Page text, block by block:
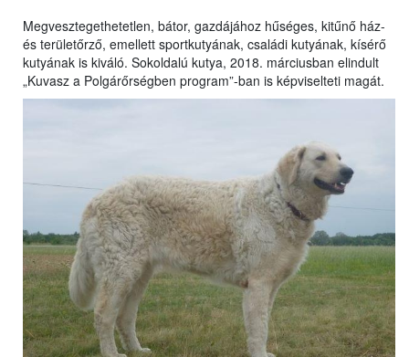
Megvesztegethetetlen, bátor, gazdájához hűséges, kitűnő ház-
és területőrző, emellett sportkutyának, családi kutyának, kísérő
kutyának is kiváló. Sokoldalú kutya, 2018. márciusban elindult
„Kuvasz a Polgárőrségben program”-ban is képviselteti magát.